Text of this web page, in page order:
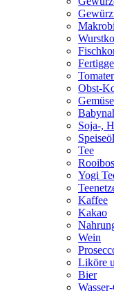
Obst-
Soja-,
Tee
Yogi
Kaffee
Kakao
Wein
Liköre
Bier